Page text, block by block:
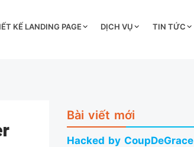
KẾ LANDING PAGE DỊCH VỤ TIN TỨC
Bài viết mới
Hacked by CoupDeGrace